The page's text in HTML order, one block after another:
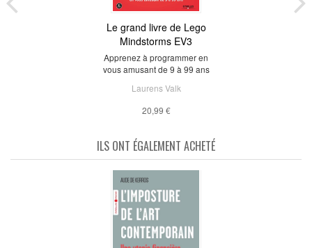
Le grand livre de Lego
Mindstorms EV3
Apprenez à programmer en
vous amusant de 9 à 99 ans
Laurens Valk
20,99 €
ILS ONT ÉGALEMENT ACHETÉ